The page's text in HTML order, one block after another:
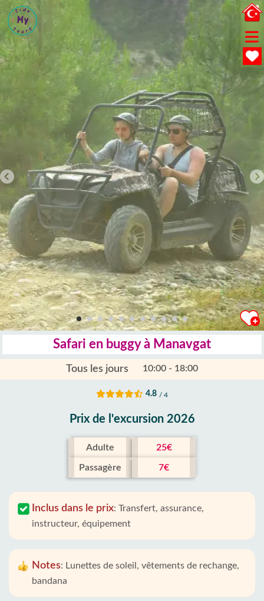
Safari en buggy à Manavgat
Tous les jours 10:00 - 18:00
4.8 / 4
Prix ​​de l'excursion 2026
Adulte 25€
Passagère 7€
Inclus dans le prix: Transfert, assurance,
instructeur, équipement
Notes: Lunettes de soleil, vêtements de rechange,
bandana